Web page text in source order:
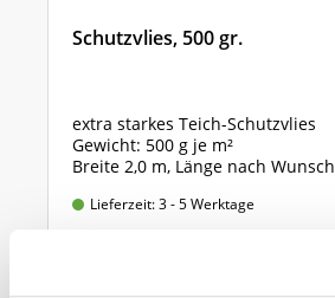
Schutzvlies, 500 gr.
extra starkes Teich-Schutzvlies
Gewicht: 500 g je m²
Breite 2,0 m, Länge nach Wunsch
Lieferzeit: 3 - 5 Werktage